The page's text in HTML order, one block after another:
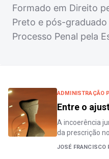
Formado em Direito
Preto e pós-
Processo Penal pela
ADMINISTRAÇÃO
Entre o
A incoerência
da prescrição
JOSÉ FRANCISCO